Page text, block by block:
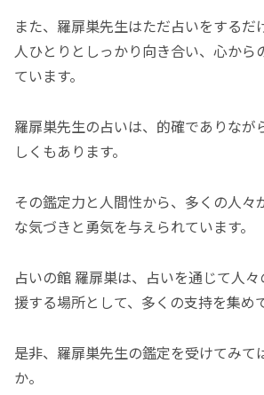
また、羅扉巣先生はただ占いをするだ
人ひとりとしっかり向き合い、心から
ています。
羅扉巣先生の占いは、的確でありなが
しくもあります。
その鑑定力と人間性から、多くの人々
な気づきと勇気を与えられています。
占いの館 羅扉巣は、占いを通じて人
援する場所として、多くの支持を集め
是非、羅扉巣先生の鑑定を受けてみて
か。